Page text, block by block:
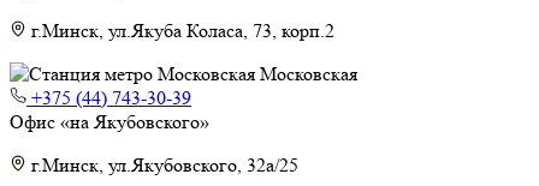
г.Минск, ул.Якуба Коласа, 73, корп.2
Московская
+375 (44) 743-30-39
Офис «на Якубовского»
г.Минск, ул.Якубовского, 32а/25